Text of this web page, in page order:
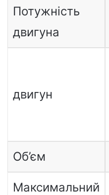
Потужність
двигуна
двигун
Об’єм
Максимальний